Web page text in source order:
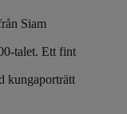
Siam
talet. Ett fint
kungaporträtt